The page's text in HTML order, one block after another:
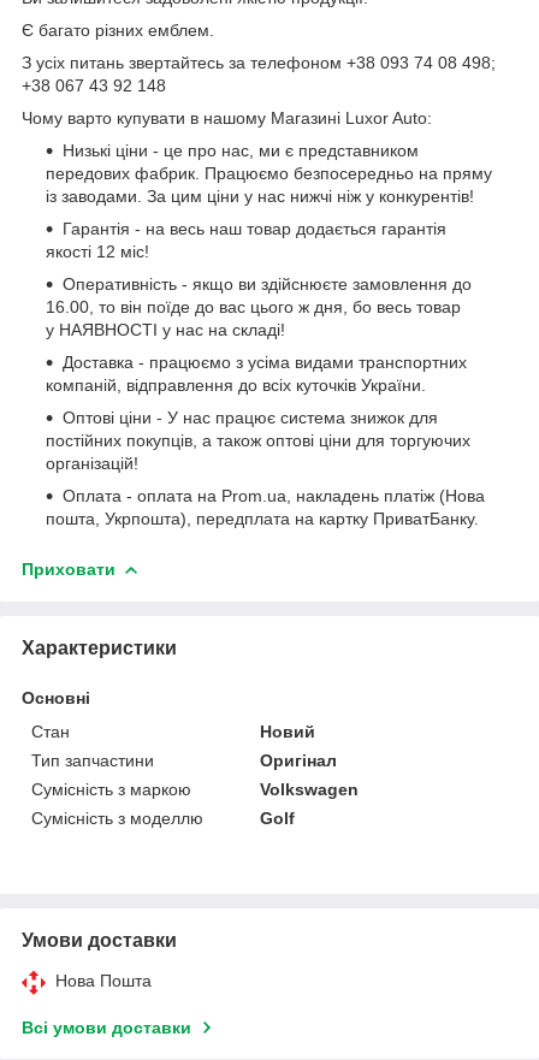
Є багато різних емблем.
З усіх питань звертайтесь за телефоном +38 093 74 08 498;
+38 067 43 92 148
Чому варто купувати в нашому Магазині Luxor Auto:
Низькі ціни - це про нас, ми є представником
передових фабрик. Працюємо безпосередньо на пряму
із заводами. За цим ціни у нас нижчі ніж у конкурентів!
Гарантія - на весь наш товар додається гарантія
якості 12 міс!
Оперативність - якщо ви здійснюєте замовлення до
16.00, то він поїде до вас цього ж дня, бо весь товар
у НАЯВНОСТІ у нас на складі!
Доставка - працюємо з усіма видами транспортних
компаній, відправлення до всіх куточків України.
Оптові ціни - У нас працює система знижок для
постійних покупців, а також оптові ціни для торгуючих
організацій!
Оплата - оплата на Prom.ua, накладень платіж (Нова
пошта, Укрпошта), передплата на картку ПриватБанку.
Приховати
Характеристики
Основні
Стан
Новий
Тип запчастини
Оригінал
Сумісність з маркою
Volkswagen
Сумісність з моделлю
Golf
Умови доставки
Нова Пошта
Всі умови доставки